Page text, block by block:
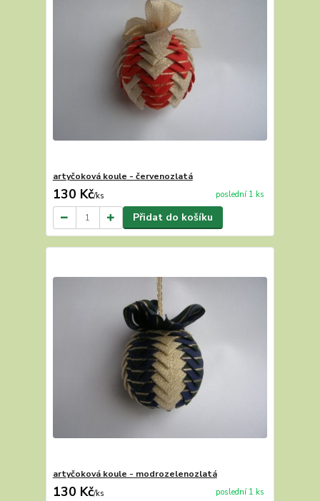
artyčoková koule - červenozlatá
130 Kč/ks poslední 1 ks
Přidat do košíku
artyčoková koule - modrozelenozlatá
130 Kč/ks poslední 1 ks